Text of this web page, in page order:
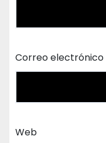
Correo electrónico
Web